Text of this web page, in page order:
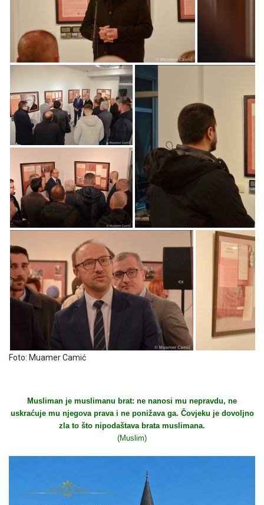
Foto: Muamer Camić
Musliman je muslimanu brat: ne nanosi mu nepravdu, ne
uskraćuje mu njegova prava i ne ponižava ga. Čovjeku je dovoljno
zla to što nipodaštava brata muslimana.
(Muslim)